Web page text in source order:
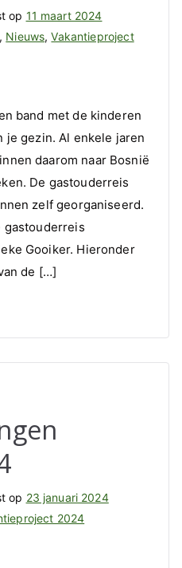
op 11 maart 2024
Nieuws,Vakantieproject
band met de kinderen
gezin. Al enkele jaren
daarom naar Bosnië
De gastouderreis
zelf georganiseerd.
gastouderreis
Gooiker. Hieronder
de […]
op 23 januari 2024
2024